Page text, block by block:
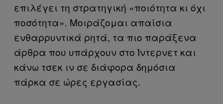
επιλέγει τη στρατηγική «ποιότητα κι όχι
ποσότητα». Μοιράζομαι απαίσια
ενθαρρυντικά ρητά, τα πιο παράξενα
άρθρα που υπάρχουν στο Ίντερνετ και
κάνω τσεκ ιν σε διάφορα δημόσια
πάρκα σε ώρες εργασίας.